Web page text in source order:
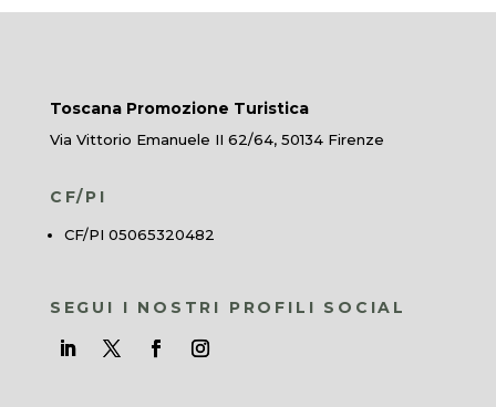
Toscana Promozione Turistica
Via Vittorio Emanuele II 62/64, 50134 Firenze
CF/PI
CF/PI 05065320482
SEGUI I NOSTRI PROFILI SOCIAL